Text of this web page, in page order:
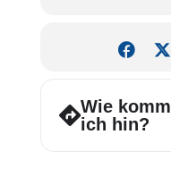
Wie komm
ich hin?